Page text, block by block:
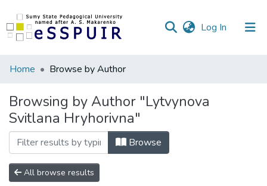
Log In (current)
Communities
Collections
All of DSpace
Home Browse by Author
Browsing by Author "Lytvynova
Svitlana Hryhorivna"
Browse
All browse results